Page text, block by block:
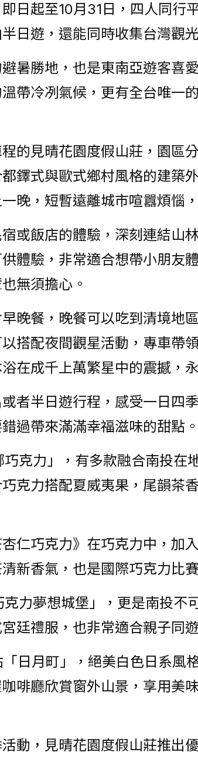
日起至10月31日，四人同行
日遊，還能同時收集台灣觀
暑勝地，也是東南亞遊客喜
帶冷冽氣候，更有全台唯一
的見晴花園度假山莊，園區
鐸式與歐式鄉村風格的建築
晚，短暫遠離城市喧囂煩惱
或飯店的體驗，深刻連結山
體驗，非常適合想帶小朋友
無須擔心。
晚餐，晚餐可以吃到清境地
搭配夜間觀星活動，專車帶
在成千上萬繁星中的震撼，
者半日遊行程，感受一日四
過帶來滿滿幸福滋味的甜點。
巧克力」，有多款融合南投
克力搭配夏威夷果，尾韻茶
仁巧克力》在巧克力中，加
新香氣，也是國際巧克力比
克力夢想城堡」，更是南投
廷禮服，也非常適合親子同
日月町」，絕美白色日系風
啡廳欣賞窗外山景，享用美
動，見晴花園度假山莊推出